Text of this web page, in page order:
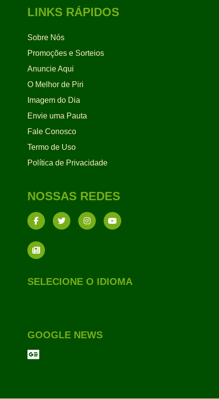
LINKS RÁPIDOS
Sobre Nós
Promoções e Sorteios
Anuncie Aqui
O Melhor de Piri
Imagem do Dia
Envie uma Pauta
Fale Conosco
Termo de Uso
Política de Privacidade
NOSSAS REDES
SELECIONE O IDIOMA
GOOGLE NEWS